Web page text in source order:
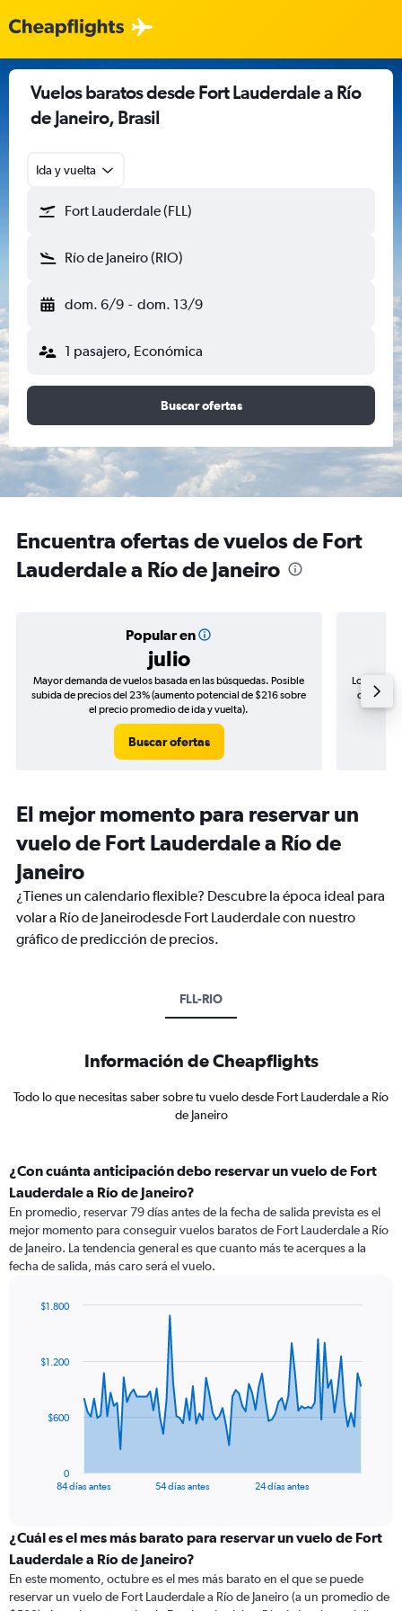
Vuelos baratos desde Fort Lauderdale a Río
de Janeiro, Brasil
Ida y vuelta
Fort Lauderdale (FLL)
Río de Janeiro (RIO)
dom. 6/9 - dom. 13/9
1 pasajero, Económica
Buscar ofertas
Encuentra ofertas de vuelos de Fort
Lauderdale a Río de Janeiro
Popular en
julio
Mayor demanda de vuelos basada en las búsquedas. Posible
subida de precios del 23% (aumento potencial de $216 sobre
el precio promedio de ida y vuelta).
Buscar ofertas
Los
de
El mejor momento para reservar un
vuelo de Fort Lauderdale a Río de
Janeiro
¿Tienes un calendario flexible? Descubre la época ideal para
volar a Río de Janeirodesde Fort Lauderdale con nuestro
gráfico de predicción de precios.
FLL-RIO
Información de Cheapflights
Todo lo que necesitas saber sobre tu vuelo desde Fort Lauderdale a Río
de Janeiro
¿Con cuánta anticipación debo reservar un vuelo de Fort
Lauderdale a Río de Janeiro?
En promedio, reservar 79 días antes de la fecha de salida prevista es el
mejor momento para conseguir vuelos baratos de Fort Lauderdale a Río
de Janeiro. La tendencia general es que cuanto más te acerques a la
fecha de salida, más caro será el vuelo.
data
The
categories.
Range:
categories.
The
84 días antes 54 días antes 24 días antes
0
$600
$1.200
$1.800
¿Cuál es el mes más barato para reservar un vuelo de Fort
Lauderdale a Río de Janeiro?
En este momento, octubre es el mes más barato en el que se puede
reservar un vuelo de Fort Lauderdale a Río de Janeiro (a un promedio de